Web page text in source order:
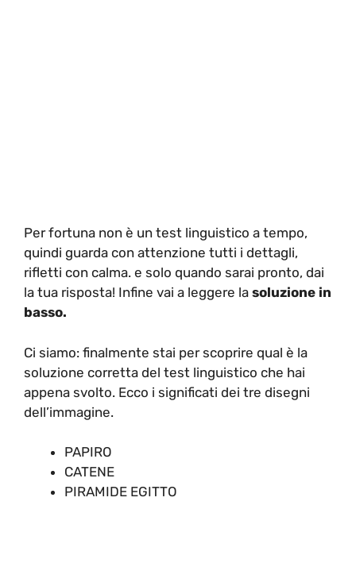
Per fortuna non è un test linguistico a tempo,
quindi guarda con attenzione tutti i dettagli,
rifletti con calma. e solo quando sarai pronto, dai
la tua risposta! Infine vai a leggere la soluzione in
basso.
Ci siamo: finalmente stai per scoprire qual è la
soluzione corretta del test linguistico che hai
appena svolto. Ecco i significati dei tre disegni
dell’immagine.
PAPIRO
CATENE
PIRAMIDE EGITTO